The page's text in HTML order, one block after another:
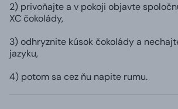
2) privoňajte a v pokoji objavte
XC čokolády,
3) odhryznite kúsok čokolády a
jazyku,
4) potom sa cez ňu napite rumu.